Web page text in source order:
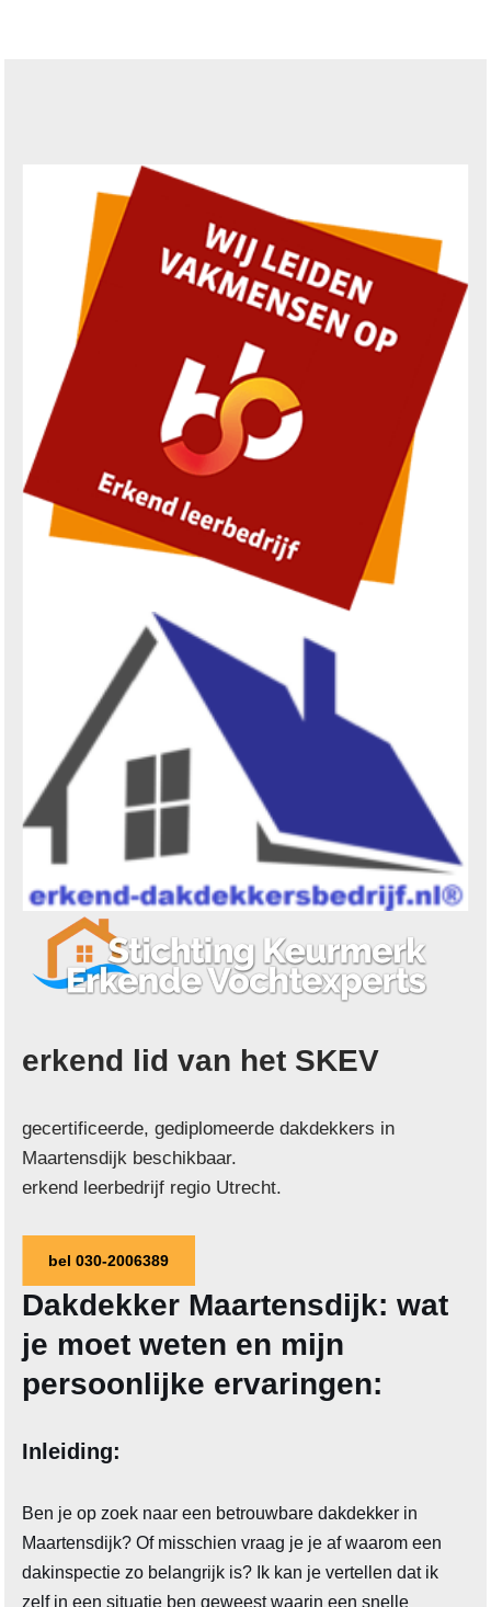
erkend lid van het SKEV
gecertificeerde, gediplomeerde dakdekkers in
Maartensdijk beschikbaar.
erkend leerbedrijf regio Utrecht.
bel 030-2006389
Dakdekker Maartensdijk: wat
je moet weten en mijn
persoonlijke ervaringen:
Inleiding:
Ben je op zoek naar een betrouwbare dakdekker in
Maartensdijk? Of misschien vraag je je af waarom een
dakinspectie zo belangrijk is? Ik kan je vertellen dat ik
zelf in een situatie ben geweest waarin een snelle